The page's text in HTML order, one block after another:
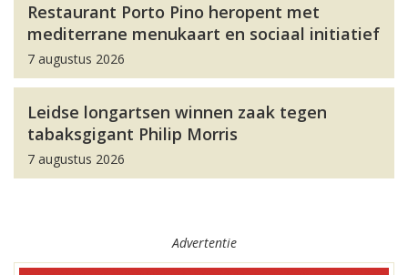
Restaurant Porto Pino heropent met
mediterrane menukaart en sociaal initiatief
7 augustus 2026
Leidse longartsen winnen zaak tegen
tabaksgigant Philip Morris
7 augustus 2026
Advertentie